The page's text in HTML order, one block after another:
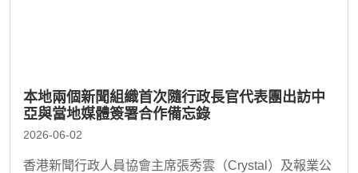
本地兩個新聞組織首次隨行政長官代表團出訪中
亞與當地媒體簽署合作備忘錄
2026-06-02
香港新聞行政人員協會主席張秀雲（Crystal）及報業公